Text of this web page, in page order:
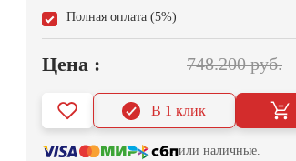
Полная оплата (5%)
Цена : 748.200 руб.
В 1 клик
или наличные.